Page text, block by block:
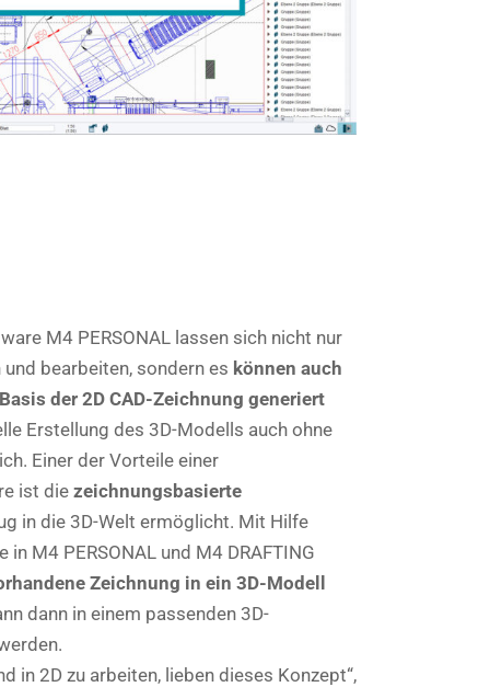
M4 PERSONAL lassen sich nicht nur
bearbeiten, sondern es können auch
der 2D CAD-Zeichnung generiert
Erstellung des 3D-Modells auch ohne
Einer der Vorteile einer
ist die zeichnungsbasierte
in die 3D-Welt ermöglicht. Mit Hilfe
M4 PERSONAL und M4 DRAFTING
Zeichnung in ein 3D-Modell
dann in einem passenden 3D-
in 2D zu arbeiten, lieben dieses Konzept“,